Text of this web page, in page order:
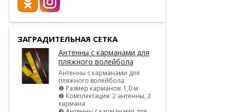
ЗАГРАДИТЕЛЬНАЯ СЕТКА
Антенны с карманами для
пляжного волейбола
Антенны с карманами для
пляжного волейбола
❶ Размер карманов: 1,0 м
❷ Комплектация: 2 антенны, 2
кармана